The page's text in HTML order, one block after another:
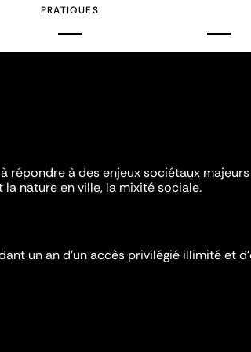
PRATIQUES
répondre à des enjeux sociétaux
nature en ville, la mixité sociale.
un an d’un accès privilégié illimité et